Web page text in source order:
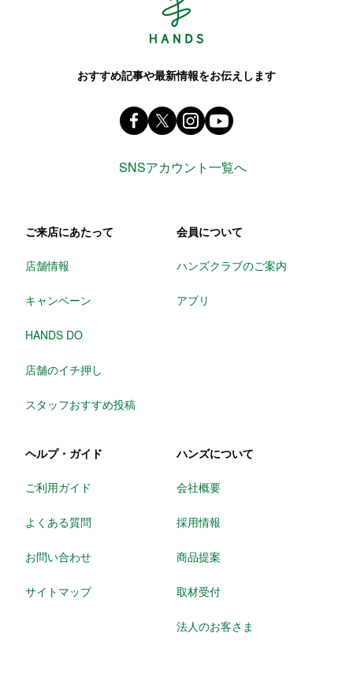
おすすめ記事や最新情報をお伝えします
Facebook ハンズ公式ファンページ
X(旧 twitter) @Hands_official_
instagram
SNSアカウント一覧へ
ご来店にあたって
店舗情報
キャンペーン
HANDS DO
店舗のイチ押し
スタッフおすすめ投稿
会員について
ハンズクラブのご案内
アプリ
ヘルプ・ガイド
ご利用ガイド
よくある質問
お問い合わせ
サイトマップ
ハンズについて
会社概要
採用情報
商品提案
取材受付
法人のお客さま